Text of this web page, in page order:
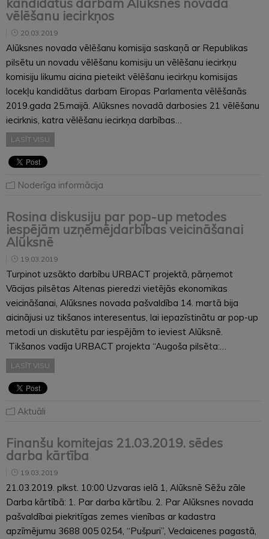
vēlēšanu iecirkņos
20.03.2019
Alūksnes novada vēlēšanu komisija saskaņā ar Republikas
pilsētu un novadu vēlēšanu komisiju un vēlēšanu iecirkņu
komisiju likumu aicina pieteikt vēlēšanu iecirkņu komisijas
locekļu kandidātus darbam Eiropas Parlamenta vēlēšanās
2019.gada 25.maijā. Alūksnes novadā darbosies 21 vēlēšanu
iecirknis, katra vēlēšanu iecirkņa darbības…
LASĪT VISU
Noderīga informācija
Rosina diskusiju par pop-up metodes
iespējām uzņēmējdarbības veicināšanai
Alūksnē
19.03.2019
Turpinot uzsākto darbību URBACT projektā, pārņemot
Vācijas pilsētas Altenas pieredzi vietējās ekonomikas
veicināšanai, Alūksnes novada pašvaldība 14. martā bija
aicinājusi uz tikšanos interesentus, lai iepazīstinātu ar pop-up
metodi un diskutētu par iespējām to ieviest Alūksnē.
Tikšanos vadīja URBACT projekta “Augoša pilsēta:…
LASĪT VISU
Aktuāli
Finanšu komitejas 21.03.2019. sēdes
darba kārtība
19.03.2019
21.03.2019. plkst. 10:00 Uzvaras ielā 1, Alūksnē Sēžu zāle
Darba kārtībā: 1. Par darba kārtību. 2. Par Alūksnes novada
pašvaldībai piekritīgas zemes vienības ar kadastra
apzīmējumu 3688 005 0254, “Pušpuri”, Veclaicenes pagastā,